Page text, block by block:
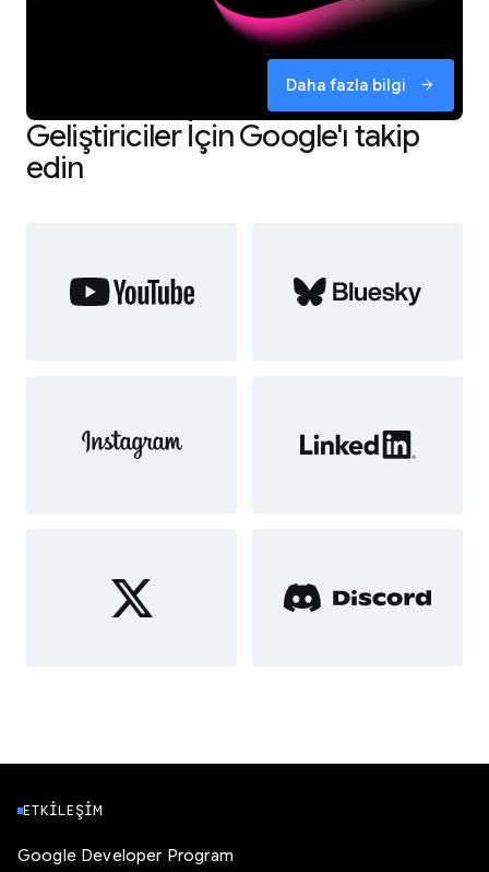
Daha fazla bilgi arrow_forward
Geliştiriciler İçin Google'ı takip
edin
ETKILEŞIM
Google Developer Program